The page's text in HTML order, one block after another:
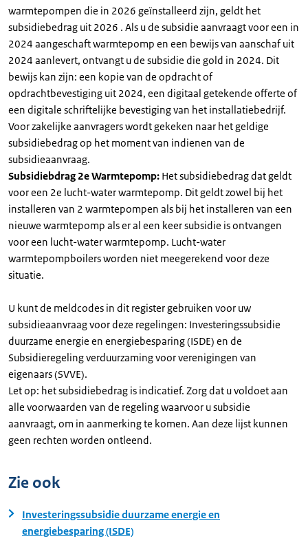
warmtepompen die in 2026 geïnstalleerd zijn, geldt het
subsidiebedrag uit 2026 . Als u de subsidie aanvraagt voor een in
2024 aangeschaft warmtepomp en een bewijs van aanschaf uit
2024 aanlevert, ontvangt u de subsidie die gold in 2024. Dit
bewijs kan zijn: een kopie van de opdracht of
opdrachtbevestiging uit 2024, een digitaal getekende offerte of
een digitale schriftelijke bevestiging van het installatiebedrijf.
Voor zakelijke aanvragers wordt gekeken naar het geldige
subsidiebedrag op het moment van indienen van de
subsidieaanvraag.
Subsidiebdrag 2e Warmtepomp: Het subsidiebedrag dat geldt
voor een 2e lucht-water warmtepomp. Dit geldt zowel bij het
installeren van 2 warmtepompen als bij het installeren van een
nieuwe warmtepomp als er al een keer subsidie is ontvangen
voor een lucht-water warmtepomp. Lucht-water
warmtepompboilers worden niet meegerekend voor deze
situatie.
U kunt de meldcodes in dit register gebruiken voor uw
subsidieaanvraag voor deze regelingen: Investeringssubsidie
duurzame energie en energiebesparing (ISDE) en de
Subsidieregeling verduurzaming voor verenigingen van
eigenaars (SVVE).
Let op: het subsidiebedrag is indicatief. Zorg dat u voldoet aan
alle voorwaarden van de regeling waarvoor u subsidie
aanvraagt, om in aanmerking te komen. Aan deze lijst kunnen
geen rechten worden ontleend.
Zie ook
Investeringssubsidie duurzame energie en
energiebesparing (ISDE)